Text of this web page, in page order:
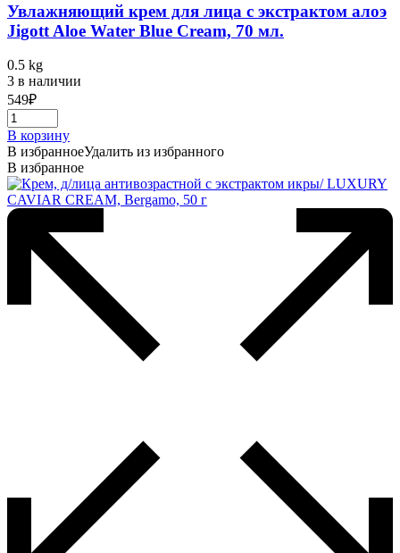
Увлажняющий крем для лица с экстрактом алоэ
Jigott Aloe Water Blue Cream, 70 мл.
0.5 kg
3 в наличии
549₽
В корзину
В избранноеУдалить из избранного
В избранное